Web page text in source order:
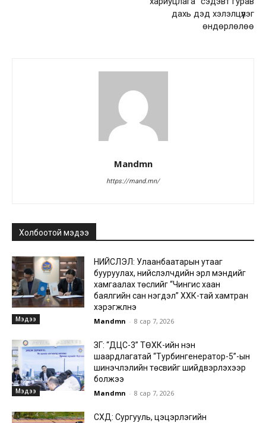
дахь дэд хэлэлцүүлэг
өндөрлөлөө
Mandmn
https://mand.mn/
Холбоотой мэдээ
Мэдээ
НИЙСЛЭЛ: Улаанбаатарын утааг
бууруулах, нийслэлчүүдийн эрүүл мэндийг
хамгаалах төслийг “Чингис хаан
баялгийн сан нэгдэл” ХХК-тай хамтран
хэрэгжүүлнэ
Mandmn - 8 сар 7, 2026
Мэдээ
ЗГ: “ДЦС-3” ТӨХК-ийн нэн
шаардлагатай “Турбингенератор-5”-ын
шинэчлэлийн төсвийг шийдвэрлэхээр
болжээ
Mandmn - 8 сар 7, 2026
СХД: Сургууль, цэцэрлэгийн